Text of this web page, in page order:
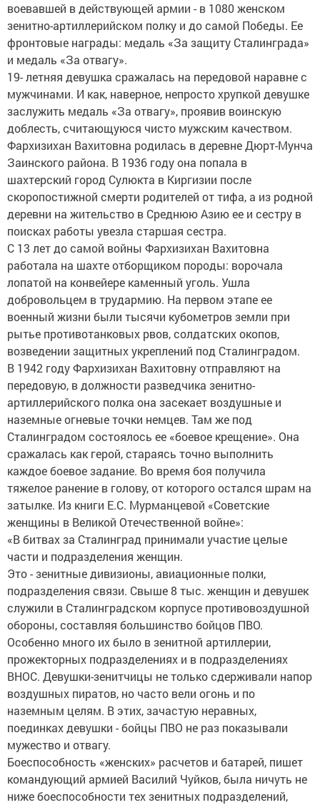
воевавшей в действующей армии - в 1080 женском
зенитно-артиллерийском полку и до самой Победы. Ее
фронтовые награды: медаль «За защиту Сталинграда»
и медаль «За отвагу».
19- летняя девушка сражалась на передовой наравне с
мужчинами. И как, наверное, непросто хрупкой девушке
заслужить медаль «За отвагу», проявив воинскую
доблесть, считающуюся чисто мужским качеством.
Фархизихан Вахитовна родилась в деревне Дюрт-Мунча
Заинского района. В 1936 году она попала в
шахтерский город Сулюкта в Киргизии после
скоропостижной смерти родителей от тифа, а из родной
деревни на жительство в Среднюю Азию ее и сестру в
поисках работы увезла старшая сестра.
С 13 лет до самой войны Фархизихан Вахитовна
работала на шахте отборщиком породы: ворочала
лопатой на конвейере каменный уголь. Ушла
добровольцем в трудармию. На первом этапе ее
военный жизни были тысячи кубометров земли при
рытье противотанковых рвов, солдатских окопов,
возведении защитных укреплений под Сталинградом.
В 1942 году Фархизихан Вахитовну отправляют на
передовую, в должности разведчика зенитно-
артиллерийского полка она засекает воздушные и
наземные огневые точки немцев. Там же под
Сталинградом состоялось ее «боевое крещение». Она
сражалась как герой, стараясь точно выполнить
каждое боевое задание. Во время боя получила
тяжелое ранение в голову, от которого остался шрам на
затылке. Из книги Е.С. Мурманцевой «Советские
женщины в Великой Отечественной войне»:
«В битвах за Сталинград принимали участие целые
части и подразделения женщин.
Это - зенитные дивизионы, авиационные полки,
подразделения связи. Свыше 8 тыс. женщин и девушек
служили в Сталинградском корпусе противовоздушной
обороны, составляя большинство бойцов ПВО.
Особенно много их было в зенитной артиллерии,
прожекторных подразделениях и в подразделениях
ВНОС. Девушки-зенитчицы не только сдерживали напор
воздушных пиратов, но часто вели огонь и по
наземным целям. В этих, зачастую неравных,
поединках девушки - бойцы ПВО не раз показывали
мужество и отвагу.
Боеспособность «женских» расчетов и батарей, пишет
командующий армией Василий Чуйков, была ничуть не
ниже боеспособности тех зенитных подразделений,